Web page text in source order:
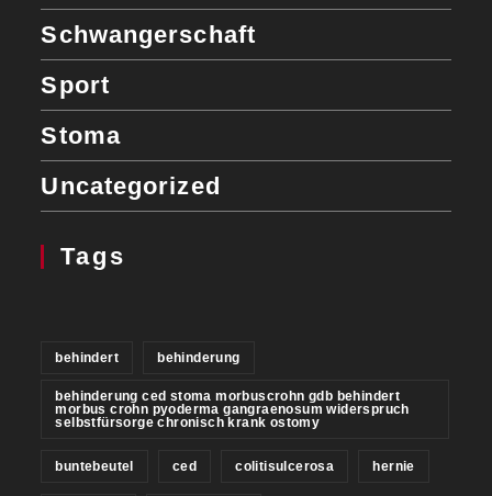
Schwangerschaft
Sport
Stoma
Uncategorized
Tags
behindert behinderung
behinderung ced stoma morbuscrohn gdb behindert
morbus crohn pyoderma gangraenosum widerspruch
selbstfürsorge chronisch krank ostomy
buntebeutel ced colitisulcerosa hernie